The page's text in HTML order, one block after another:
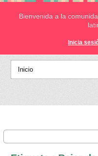
Bienvenida a la
Inicia